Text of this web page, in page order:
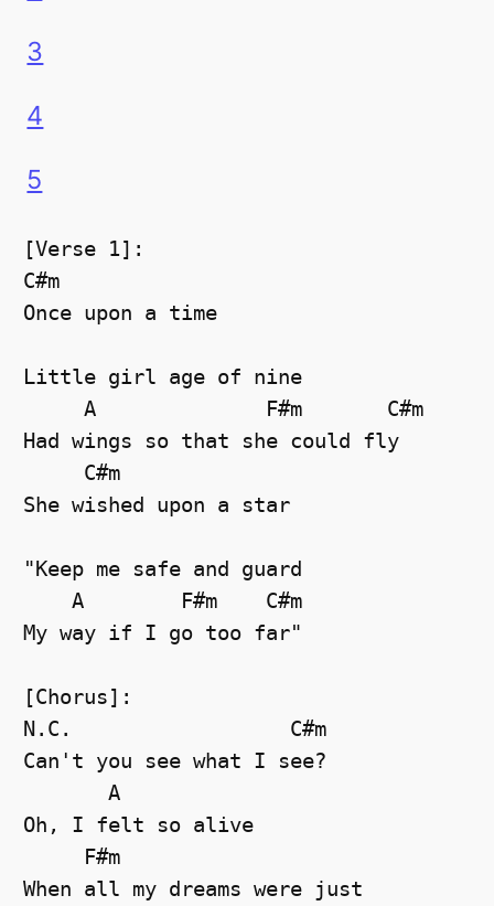
3
4
5
[Verse 1]:
C#m
Once upon a time
Little girl age of nine
     A              F#m       C#m
Had wings so that she could fly
     C#m
She wished upon a star
"Keep me safe and guard
    A        F#m    C#m
My way if I go too far"
[Chorus]:
N.C.                  C#m
Can't you see what I see?
       A
Oh, I felt so alive
     F#m
When all my dreams were just